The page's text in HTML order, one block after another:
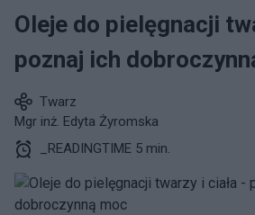
Oleje do pielęgnacji
poznaj ich
Twarz
Mgr inż. Edyta Żyromska
_READINGTIME 5 min.